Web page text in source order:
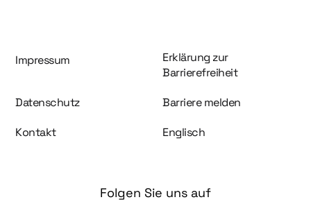
Information und Service
Impressum
Erklärung zur
Barrierefreiheit
Datenschutz Barriere melden
Kontakt Englisch
Folgen Sie uns auf